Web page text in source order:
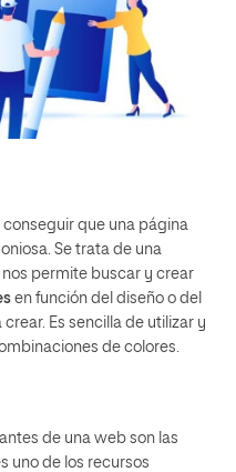
que una página
Se trata de una
permite buscar y crear
en función del diseño o del
Es sencilla de utilizar y
de colores.
de una web son las
uno de los recursos